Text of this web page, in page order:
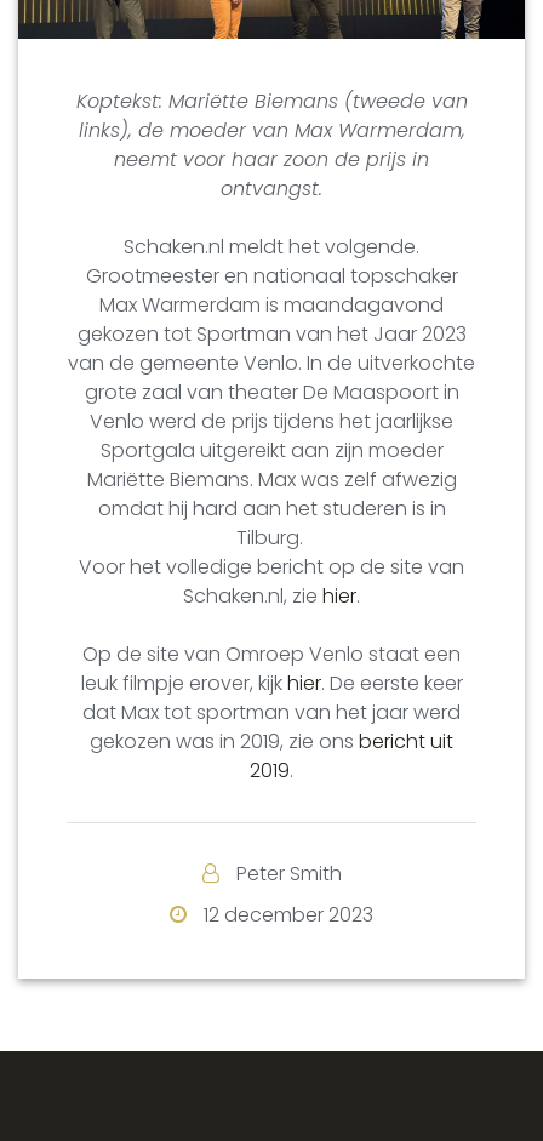
Koptekst: Mariëtte Biemans (tweede van
links), de moeder van Max Warmerdam,
neemt voor haar zoon de prijs in
ontvangst.
Schaken.nl meldt het volgende.
Grootmeester en nationaal topschaker
Max Warmerdam is maandagavond
gekozen tot Sportman van het Jaar 2023
van de gemeente Venlo. In de uitverkochte
grote zaal van theater De Maaspoort in
Venlo werd de prijs tijdens het jaarlijkse
Sportgala uitgereikt aan zijn moeder
Mariëtte Biemans. Max was zelf afwezig
omdat hij hard aan het studeren is in
Tilburg.
Voor het volledige bericht op de site van
Schaken.nl, zie hier.
Op de site van Omroep Venlo staat een
leuk filmpje erover, kijkhier. De eerste keer
dat Max tot sportman van het jaar werd
gekozen was in 2019, zie ons bericht uit
2019.
Peter Smith
12 december 2023